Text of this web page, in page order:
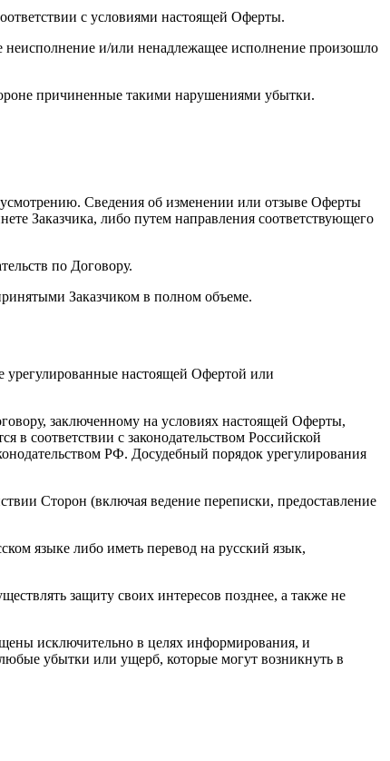
с условиями настоящей Оферты.
неисполнение и/или ненадлежащее исполнение произошло
причиненные такими нарушениями убытки.
Сведения об изменении или отзыве Оферты
Заказчика, либо путем направления соответствующего
по Договору.
Заказчиком в полном объеме.
урегулированные настоящей Офертой или
заключенному на условиях настоящей Оферты,
в соответствии с законодательством Российской
РФ. Досудебный порядок урегулирования
Сторон (включая ведение переписки, предоставление
языке либо иметь перевод на русский язык,
защиту своих интересов позднее, а также не
исключительно в целях информирования, и
убытки или ущерб, которые могут возникнуть в